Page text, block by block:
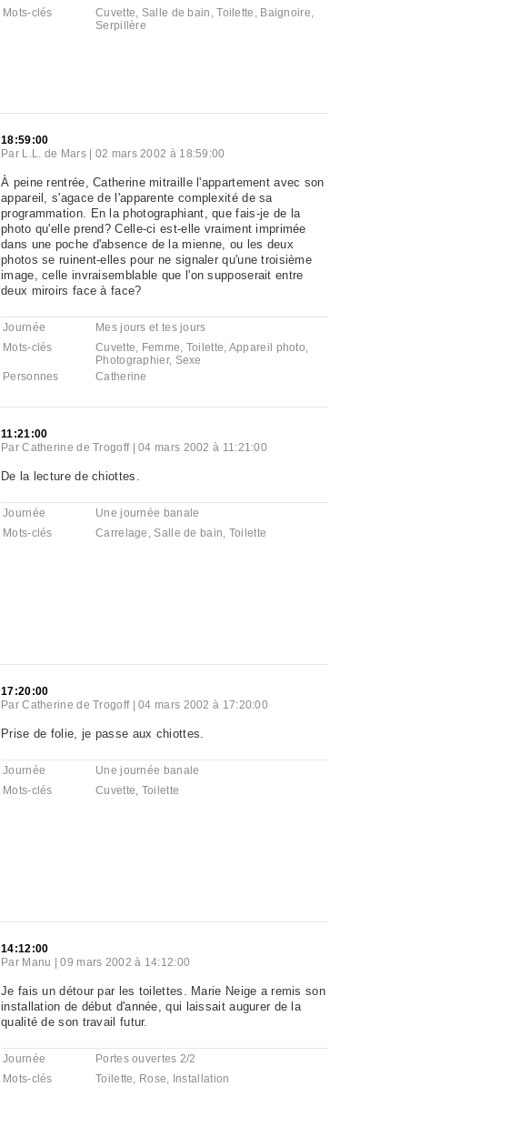
Mots-clés
Cuvette, Salle de bain ,Toilette , Baignoire,
Serpillère
18:59:00
Par L.L. de Mars| 02 mars 2002 à 18:59:00
À peine rentrée, Catherine mitraille l'appartement avec son
appareil, s'agace de l'apparente complexité de sa
programmation. En la photographiant, que fais-je de la
photo qu'elle prend? Celle-ci est-elle vraiment imprimée
dans une poche d'absence de la mienne, ou les deux
photos se ruinent-elles pour ne signaler qu'une troisième
image, celle invraisemblable que l'on supposerait entre
deux miroirs face à face?
Journée
Mes jours et tes jours
Mots-clés
Cuvette, Femme, Toilette, Appareil photo,
Photographier, Sexe
Personnes
Catherine
11:21:00
ParCatherine de Trogoff|04 mars 2002 à 11:21:00
De la lecture de chiottes.
Journée
Une journée banale
Mots-clés
Carrelage , Salle de bain, Toilette
17:20:00
ParCatherine de Trogoff|04 mars 2002 à 17:20:00
Prise de folie, je passe aux chiottes.
Journée
Une journée banale
Mots-clés
Cuvette, Toilette
14:12:00
Par Manu |09 mars 2002 à 14:12:00
Je fais un détour par les toilettes. Marie Neige a remis son
installation de début d'année, qui laissait augurer de la
qualité de son travail futur.
Journée
Portes ouvertes 2/2
Mots-clés
Toilette, Rose, Installation